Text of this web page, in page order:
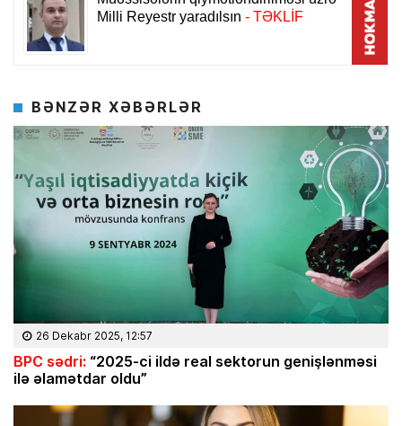
BƏNZƏR XƏBƏRLƏR
26 Dekabr 2025, 12:57
BPC sədri: “2025-ci ildə real sektorun genişlənməsi
ilə əlamətdar oldu”